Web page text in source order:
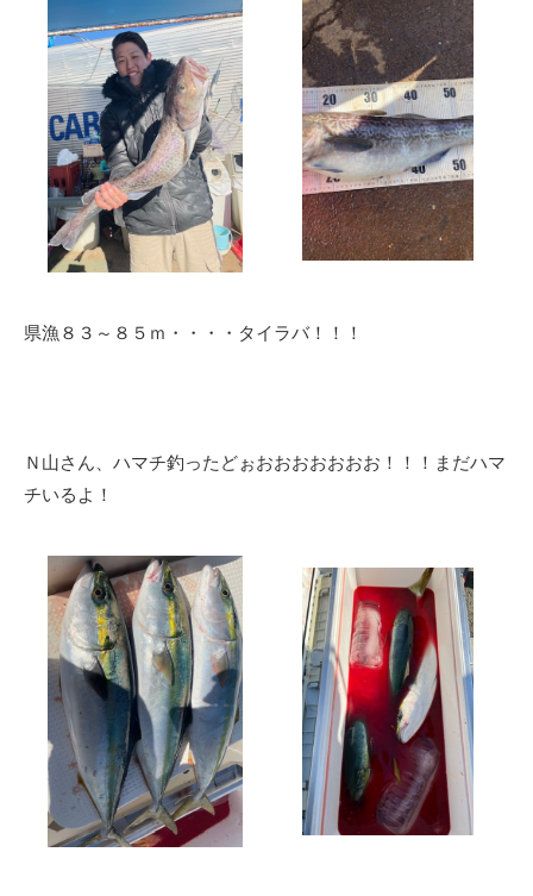
県漁８３～８５ｍ・・・・タイラバ！！！
Ｎ山さん、ハマチ釣ったどぉおおおおおおお！！！まだハマ
チいるよ！